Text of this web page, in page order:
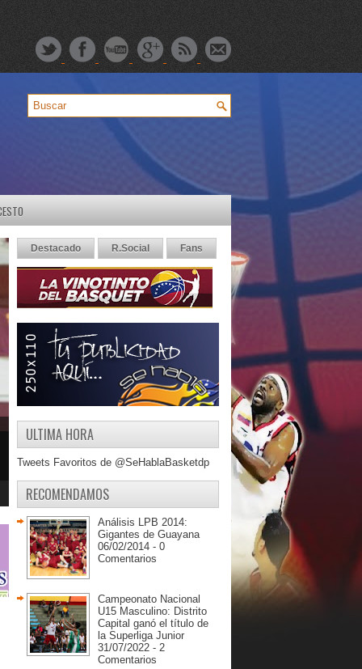
Destacado R.Social Fans
ULTIMA HORA
Tweets Favoritos de @SeHablaBasketdp
RECOMENDAMOS
Análisis LPB 2014:
Gigantes de Guayana
06/02/2014 - 0
Comentarios
Campeonato Nacional
U15 Masculino: Distrito
Capital ganó el título de
la Superliga Junior
31/07/2022 - 2
Comentarios